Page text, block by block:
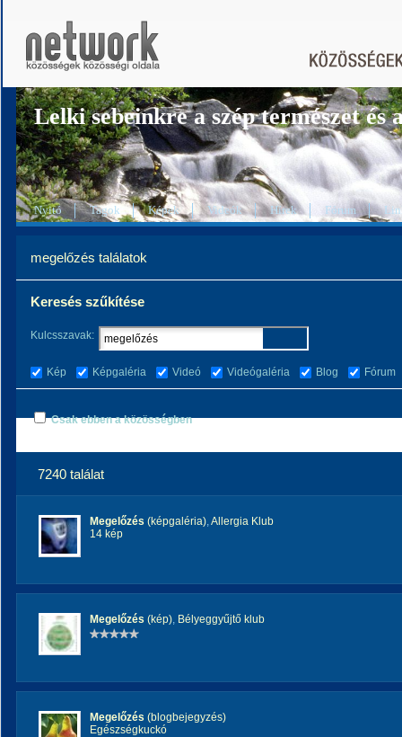
Lelki sebeinkre a szép természet és
Nyitó Tagok Képek Videók Hírek Fórum
megelőzés találatok
Keresés szűkítése
Kulcsszavak:
Kép Képgaléria Videó Videógaléria Blog Fórum
Csak ebben a közösségben
7240 találat
Megelőzés (képgaléria),Allergia Klub
14 kép
Megelőzés (kép), Bélyeggyűjtő klub
Megelőzés (blogbejegyzés)
Egészségkuckó